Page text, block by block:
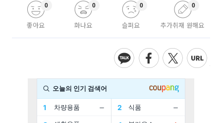
좋아요
0
화나요
0
슬퍼요
0
추가취재 원해요
0